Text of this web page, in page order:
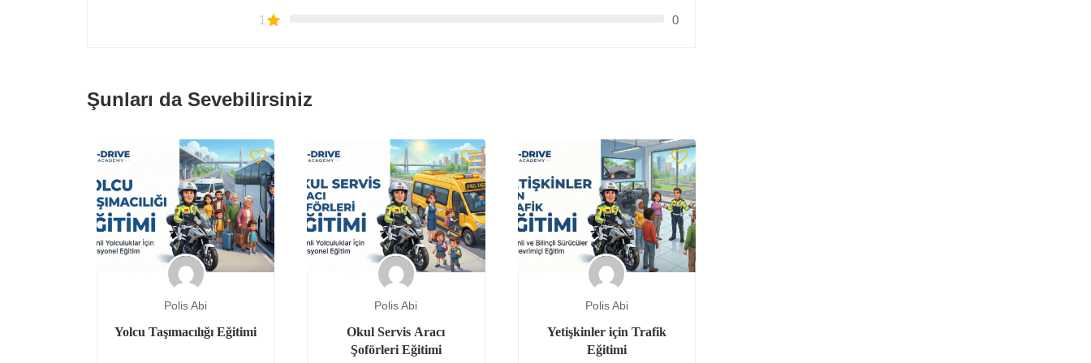
1 0
Şunları da Sevebilirsiniz
Polis Abi
Yolcu Taşımacılığı Eğitimi
Polis Abi
Okul Servis Aracı
Şoförleri Eğitimi
Polis Abi
Yetişkinler için Trafik
Eğitimi